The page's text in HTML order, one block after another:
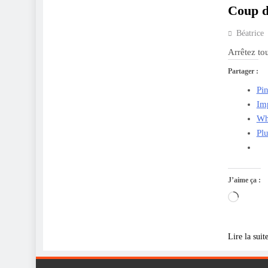
Coup
Béatrice
Arrêtez
Partager :
J’aime ça :
Lire la suite